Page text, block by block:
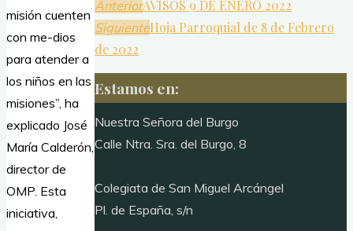
misión cuenten
con me-dios
para atender a
los niños en las
misiones”, ha
explicado José
María Calderón,
director de
OMP. Esta
iniciativa,
AnteriorAVISOS 9 DE ENERO 2022
SiguienteHoja Parroquial de 8 de Febrero
de 2022
Estamos en:
Nuestra Señora del Burgo
Calle Ntra. Sra. del Burgo, 8
Colegiata de San Miguel Arcángel
Pl. de España, s/n